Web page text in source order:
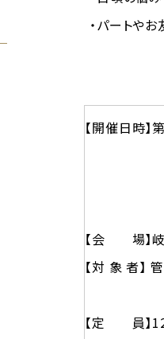
・パートやお
【開催日時】
【会 場】
【対 象 者】
【定 員】12